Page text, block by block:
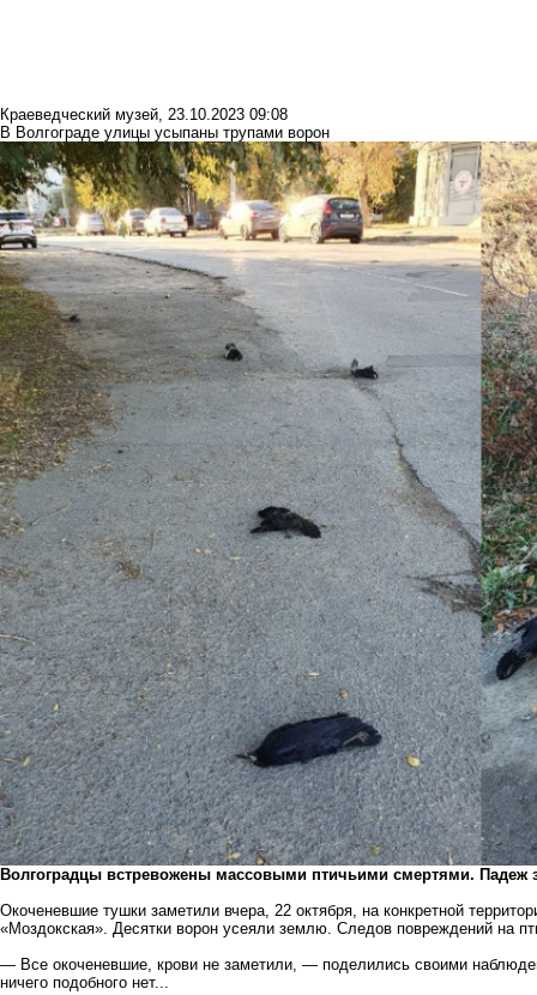
Краеведческий музей, 23.10.2023 09:08
В Волгограде улицы усыпаны трупами ворон
Волгоградцы встревожены массовыми птичьими смертями.
Окоченевшие тушки заметили вчера, 22 октября, на конкретной
«Моздокская». Десятки ворон усеяли землю. Следов повреждений на
— Все окоченевшие, крови не заметили, — поделились своими
ничего подобного нет...